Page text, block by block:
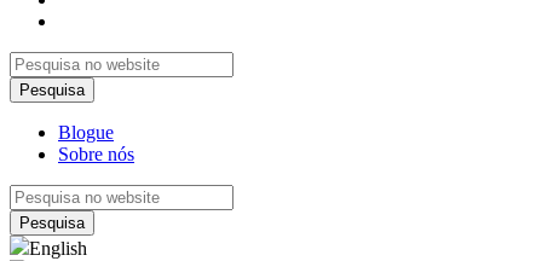
Blogue
Sobre nós
English